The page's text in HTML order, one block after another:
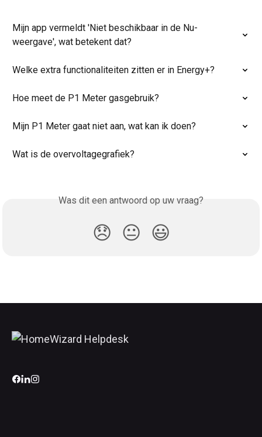
Mijn app vermeldt 'Niet beschikbaar in de Nu-
weergave', wat betekent dat?
Welke extra functionaliteiten zitten er in Energy+?
Hoe meet de P1 Meter gasgebruik?
Mijn P1 Meter gaat niet aan, wat kan ik doen?
Wat is de overvoltagegrafiek?
Was dit een antwoord op uw vraag?
😞 😐 😃